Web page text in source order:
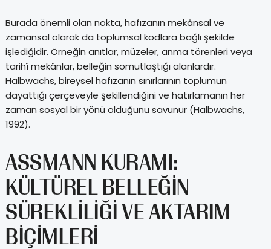
Burada önemli olan nokta, hafızanın mekânsal ve
zamansal olarak da toplumsal kodlara bağlı şekilde
işlediğidir. Örneğin anıtlar, müzeler, anma törenleri veya
tarihî mekânlar, belleğin somutlaştığı alanlardır.
Halbwachs, bireysel hafızanın sınırlarının toplumun
dayattığı çerçeveyle şekillendiğini ve hatırlamanın her
zaman sosyal bir yönü olduğunu savunur (Halbwachs,
1992).
ASSMANN KURAMI:
KÜLTÜREL BELLEĞIN
SÜREKLILIĞI VE AKTARIM
BIÇIMLERI